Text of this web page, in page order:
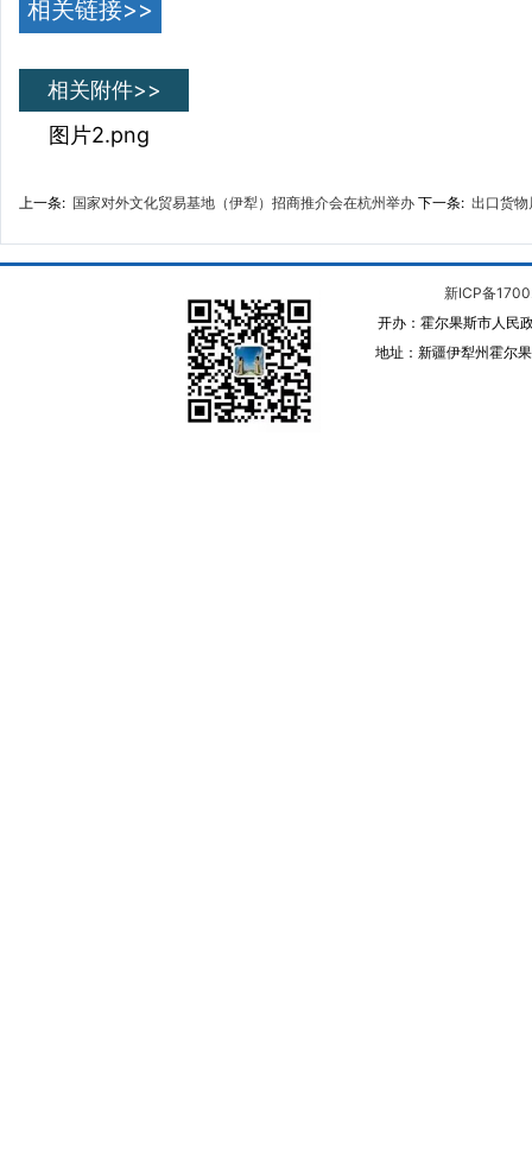
相关链接>>
相关附件>>
图片2.png
上一条: 国家对外文化贸易基地（伊犁）招商推介会在杭州举办 下一条: 出口货
新ICP备
开办：霍尔果斯市人民
地址：新疆伊犁州霍